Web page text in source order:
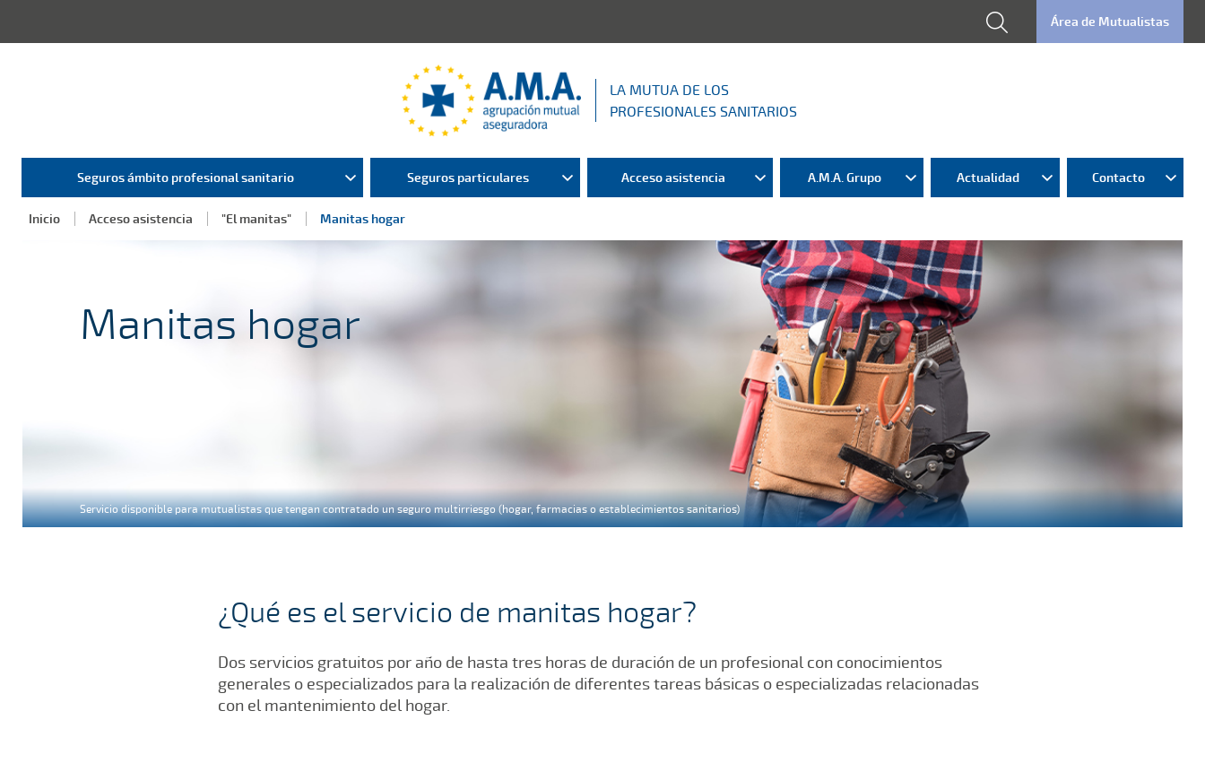
Área de Mutualistas
LA MUTUA DE LOS
PROFESIONALES SANITARIOS
Seguros ámbito profesional sanitario Seguros particulares Acceso asistencia A.M.A. Grupo Actualidad Contacto
Inicio Acceso asistencia "El manitas" Manitas hogar
Manitas hogar
Servicio disponible para mutualistas que tengan contratado un seguro multirriesgo (hogar, farmacias o establecimientos sanitarios)
¿Qué es el servicio de manitas hogar?
Dos servicios gratuitos por año de hasta tres horas de duración de un profesional con conocimientos
generales o especializados para la realización de diferentes tareas básicas o especializadas relacionadas
con el mantenimiento del hogar.